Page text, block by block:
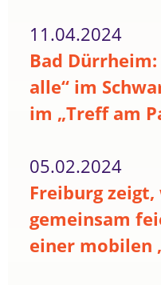
11.04.2024
Bad
alle“ im
im „Treff am
05.02.2024
Freiburg
gemeinsam
einer mobilen